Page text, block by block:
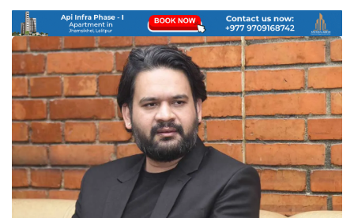
प्रमुख
समाचार
बजार
बैंक-
वित्त
अन्य